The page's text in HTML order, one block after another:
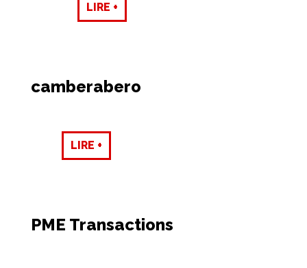
LIRE +
camberabero
LIRE +
PME Transactions